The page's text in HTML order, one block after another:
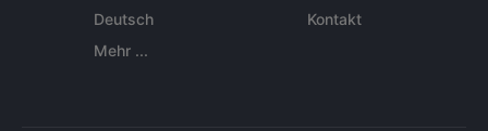
Deutsch
Mehr ...
Kontakt